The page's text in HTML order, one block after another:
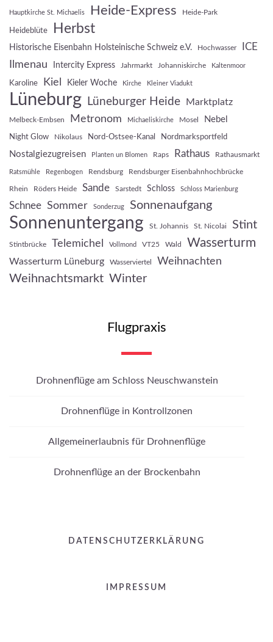
Hauptkirche St. Michaelis Heide-Express Heide-Park
Heideblüte Herbst
Historische Eisenbahn Holsteinische Schweiz e.V. Hochwasser ICE
Ilmenau Intercity Express Jahrmarkt Johanniskirche Kaltenmoor
Karoline Kiel Kieler Woche Kirche Kleiner Viadukt
Lüneburg Lüneburger Heide Marktplatz
Melbeck-Embsen Metronom Michaeliskirche Mosel Nebel
Night Glow Nikolaus Nord-Ostsee-Kanal Nordmarksportfeld
Nostalgiezugreisen Planten un Blomen Raps Rathaus Rathausmarkt
Ratsmühle Regenbogen Rendsburg Rendsburger Eisenbahnhochbrücke
Rhein Röders Heide Sande Sarstedt Schloss Schloss Marienburg
Schnee Sommer Sonderzug Sonnenaufgang
Sonnenuntergang St. Johannis St. Nicolai Stint
Stintbrücke Telemichel Vollmond VT25 Wald Wasserturm
Wasserturm Lüneburg Wasserviertel Weihnachten
Weihnachtsmarkt Winter
Flugpraxis
Drohnenflüge am Schloss Neuschwanstein
Drohnenflüge in Kontrollzonen
Allgemeinerlaubnis für Drohnenflüge
Drohnenflüge an der Brockenbahn
DATENSCHUTZERKLÄRUNG
IMPRESSUM